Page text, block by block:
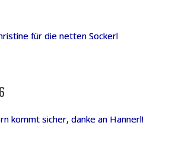
für die netten Sockerl
kommt sicher, danke an Hannerl!